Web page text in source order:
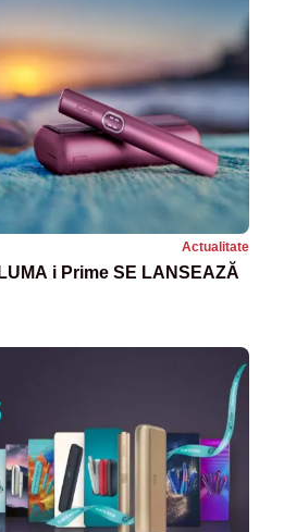
Actualitate
i Prime SE LANSEAZĂ